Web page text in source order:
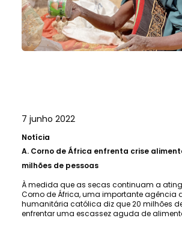
7 junho 2022
Notícia
A. Corno de África enfrenta crise
milhões de pessoas
À medida que as secas continuam a
Corno de África, uma importante agência
humanitária católica diz que 20 milhões
enfrentar uma escassez aguda de